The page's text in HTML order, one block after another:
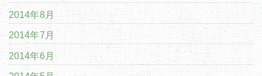
2014年8月
2014年7月
2014年6月